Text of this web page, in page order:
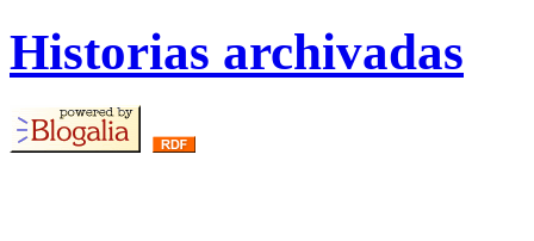
Historias archivadas